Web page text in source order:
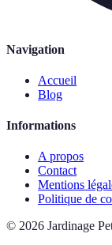
Navigation
Accueil
Blog
Informations
A propos
Contact
Mentions
Politique de
© 2026 Jardinage